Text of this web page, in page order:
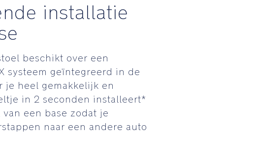
installatie
beschikt over een
systeem geïntegreerd in de
je heel gemakkelijk en
in 2 seconden installeert*
een base zodat je
naar een andere auto